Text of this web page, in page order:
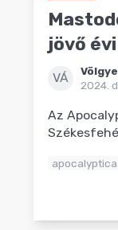
jövő
VÁ
2024.
Az
apocalyptica